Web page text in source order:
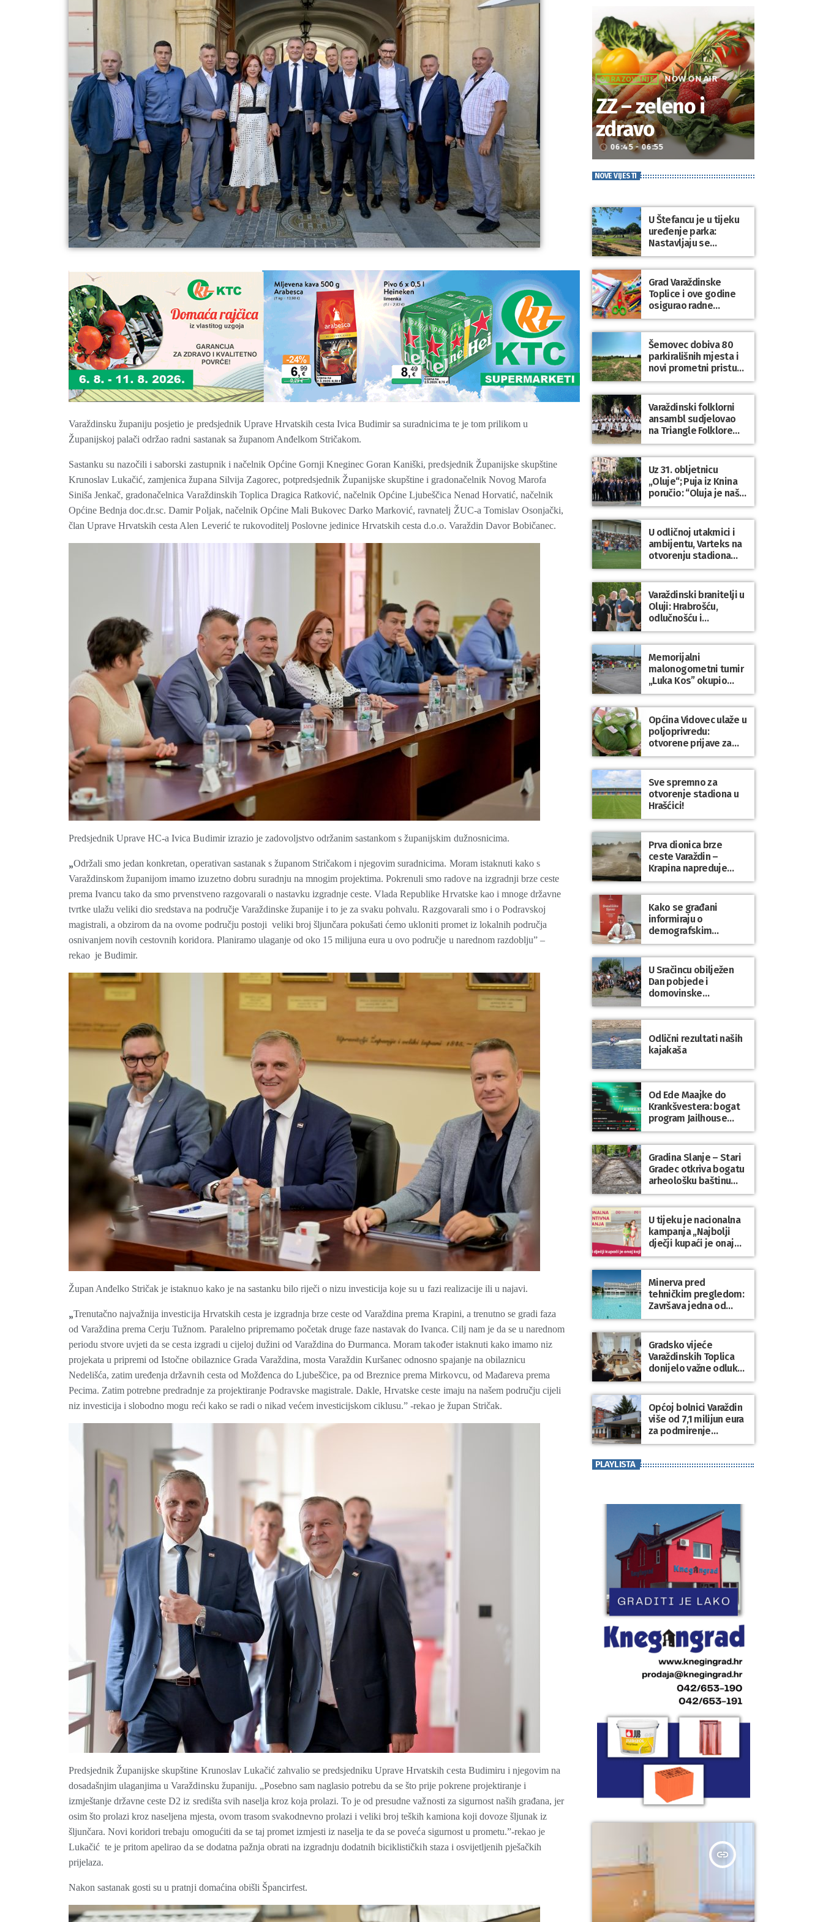
Varaždinsku županiju posjetio je predsjednik Uprave Hrvatskih cesta Ivica Budimir sa suradnicima te je tom prilikom u
Županijskoj palači održao radni sastanak sa županom Anđelkom Stričakom.
Sastanku su nazočili i saborski zastupnik i načelnik Općine Gornji Kneginec Goran Kaniški, predsjednik Županijske skupštine
Krunoslav Lukačić, zamjenica župana Silvija Zagorec, potpredsjednik Županijske skupštine i gradonačelnik Novog Marofa
Siniša Jenkač, gradonačelnica Varaždinskih Toplica Dragica Ratković, načelnik Općine Ljubeščica Nenad Horvatić, načelnik
Općine Bednja doc.dr.sc. Damir Poljak, načelnik Općine Mali Bukovec Darko Marković, ravnatelj ŽUC-a Tomislav Osonjački,
član Uprave Hrvatskih cesta Alen Leverić te rukovoditelj Poslovne jedinice Hrvatskih cesta d.o.o. Varaždin Davor Bobičanec.
Predsjednik Uprave HC-a Ivica Budimir izrazio je zadovoljstvo održanim sastankom s županijskim dužnosnicima.
„Održali smo jedan konkretan, operativan sastanak s županom Stričakom i njegovim suradnicima. Moram istaknuti kako s
Varaždinskom županijom imamo izuzetno dobru suradnju na mnogim projektima. Pokrenuli smo radove na izgradnji brze ceste
prema Ivancu tako da smo prvenstveno razgovarali o nastavku izgradnje ceste. Vlada Republike Hrvatske kao i mnoge državne
tvrtke ulažu veliki dio sredstava na područje Varaždinske županije i to je za svaku pohvalu. Razgovarali smo i o Podravskoj
magistrali, a obzirom da na ovome području postoji veliki broj šljunčara pokušati ćemo ukloniti promet iz lokalnih područja
osnivanjem novih cestovnih koridora. Planiramo ulaganje od oko 15 milijuna eura u ovo područje u narednom razdoblju” –
rekao je Budimir.
Župan Anđelko Stričak je istaknuo kako je na sastanku bilo riječi o nizu investicija koje su u fazi realizacije ili u najavi.
„Trenutačno najvažnija investicija Hrvatskih cesta je izgradnja brze ceste od Varaždina prema Krapini, a trenutno se gradi faza
od Varaždina prema Cerju Tužnom. Paralelno pripremamo početak druge faze nastavak do Ivanca. Cilj nam je da se u narednom
periodu stvore uvjeti da se cesta izgradi u cijeloj dužini od Varaždina do Đurmanca. Moram također istaknuti kako imamo niz
projekata u pripremi od Istočne obilaznice Grada Varaždina, mosta Varaždin Kuršanec odnosno spajanje na obilaznicu
Nedelišća, zatim uređenja državnih cesta od Možđenca do Ljubeščice, pa od Breznice prema Mirkovcu, od Mađareva prema
Pecima. Zatim potrebne predradnje za projektiranje Podravske magistrale. Dakle, Hrvatske ceste imaju na našem području cijeli
niz investicija i slobodno mogu reći kako se radi o nikad većem investicijskom ciklusu.” -rekao je župan Stričak.
Predsjednik Županijske skupštine Krunoslav Lukačić zahvalio se predsjedniku Uprave Hrvatskih cesta Budimiru i njegovim na
dosadašnjim ulaganjima u Varaždinsku županiju. „Posebno sam naglasio potrebu da se što prije pokrene projektiranje i
izmještanje državne ceste D2 iz središta svih naselja kroz koja prolazi. To je od presudne važnosti za sigurnost naših građana, jer
osim što prolazi kroz naseljena mjesta, ovom trasom svakodnevno prolazi i veliki broj teških kamiona koji dovoze šljunak iz
šljunčara. Novi koridori trebaju omogućiti da se taj promet izmjesti iz naselja te da se poveća sigurnost u prometu.”-rekao je
Lukačić te je pritom apelirao da se dodatna pažnja obrati na izgradnju dodatnih biciklističkih staza i osvijetljenih pješačkih
prijelaza.
Nakon sastanak gosti su u pratnji domaćina obišli Špancirfest.
OBRAZOVANJE NOW ON AIR
ZZ – zeleno i
zdravo
access_time 06:45 - 06:55
NOVE VIJESTI
U Štefancu je u tijeku
uređenje parka:
Nastavljaju se
ulaganja u javne
prostore diljem
općine Trnovec
Bartolovečki
Grad Varaždinske
Toplice i ove godine
osigurao radne
bilježnice i dodatni
obrazovni materijal za
sve osnovnoškolce
Šemovec dobiva 80
parkirališnih mjesta i
novi prometni pristup
groblju
Varaždinski folklorni
ansambl sudjelovao
na Triangle Folklore
Festivalu u Danskoj
Uz 31. obljetnicu
„Oluje“; Puja iz Knina
poručio: “Oluja je naša
najveća pobjeda,
simbol slobode i
zajedništva!”
U odličnoj utakmici i
ambijentu, Varteks na
otvorenju stadiona
odigrao 1:1 s
Mariborom
Varaždinski branitelji u
Oluji: Hrabrošću,
odlučnošću i
zajedništvom do
slobodne Hrvatske!
Memorijalni
malonogometni turnir
„Luka Kos” okupio
brojne ekipe i
posjetitelje u Sudovcu
Općina Vidovec ulaže u
poljoprivredu:
otvorene prijave za
općinske potpore
Sve spremno za
otvorenje stadiona u
Hrašćici!
Prva dionica brze
ceste Varaždin –
Krapina napreduje
prema planu
Kako se građani
informiraju o
demografskim
mjerama? Sudjelujte u
istraživanju!
U Sračincu obilježen
Dan pobjede i
domovinske
zahvalnosti te Dan
hrvatskih branitelja
Odlični rezultati naših
kajakaša
Od Ede Maajke do
Krankšvestera: bogat
program Jailhouse
Festivala 2026. u
Lepoglavi
Gradina Slanje – Stari
Gradec otkriva bogatu
arheološku baštinu
Varaždinske županije
U tijeku je nacionalna
kampanja „Najbolji
dječji kupaći je onaj
koji se nosi“
Minerva pred
tehničkim pregledom:
Završava jedna od
najvećih investicija u
zdravstveni turizam
Varaždinske županije
Gradsko vijeće
Varaždinskih Toplica
donijelo važne odluke
za kvalitetnije
upravljanje gradskom
imovinom i
komunalnim sustavom
Općoj bolnici Varaždin
više od 7,1 milijun eura
za podmirenje
dospjelih obveza
PLAYLISTA
insert_link